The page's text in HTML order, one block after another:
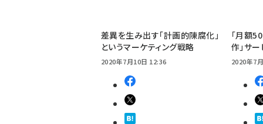
差異を生み出す「計画的陳腐化」
というマーケティング戦略
2020年7月10日 12:36
「月額
作」サ
2020年7